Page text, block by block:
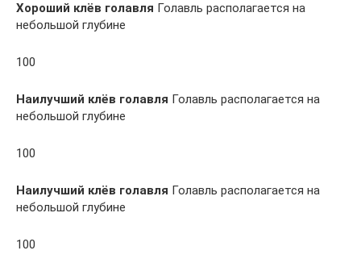
Хороший клёв голавля Голавль располагается на
небольшой глубине
100
Наилучший клёв голавля Голавль располагается на
небольшой глубине
100
Наилучший клёв голавля Голавль располагается на
небольшой глубине
100